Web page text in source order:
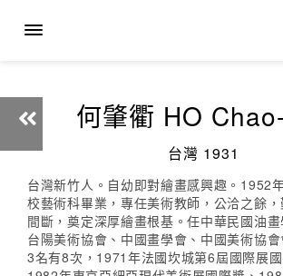
何肇衢 HO
台灣 1931
台灣新竹人。自幼即對繪畫感興趣。1952
校藝術科畢業，專任美術教師，公洽之餘
間斷，奠定深厚繪畫根基。任中華民國油畫
台陽美術協會、中國畫學會、中國美術協
3名有8次，1971年法國坎城第6屆國際展國